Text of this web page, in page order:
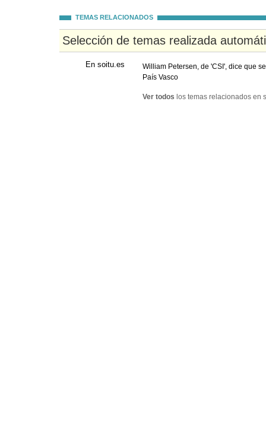
TEMAS RELACIONADOS
Selección de temas realizada
En soitu.es
William Petersen, de 'CSI', dice que
País Vasco
Ver todos los temas relacionados en